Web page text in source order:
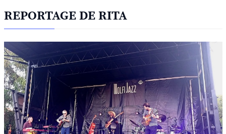
REPORTAGE DE RITA